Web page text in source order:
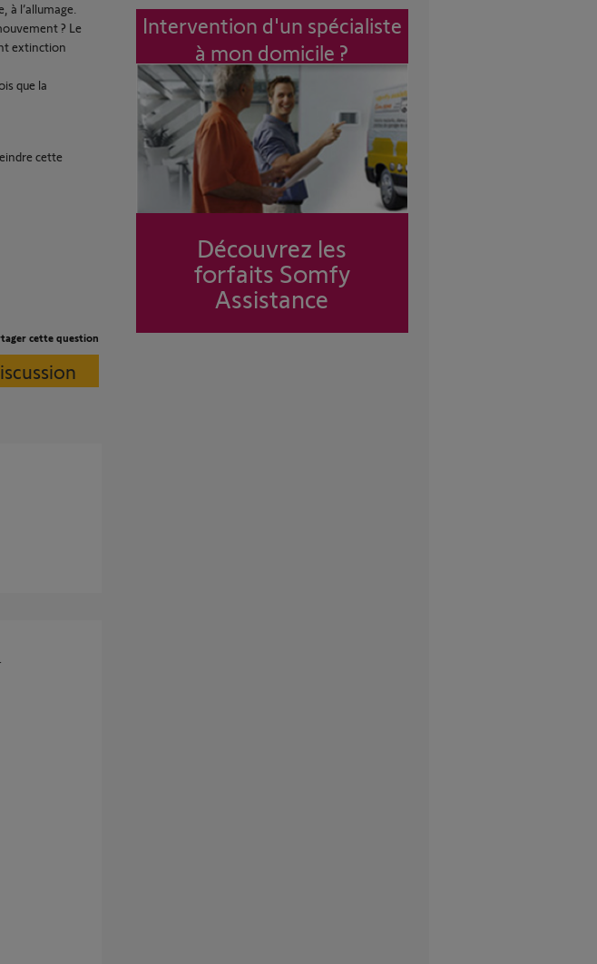
à l’allumage.
? Le
extinction
que la
cette
cette question
Intervention d'un spécialiste
à mon domicile ?
Découvrez les
forfaits Somfy
Assistance